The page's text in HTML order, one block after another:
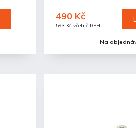
Na
593 Kč včetně DPH
490 Kč